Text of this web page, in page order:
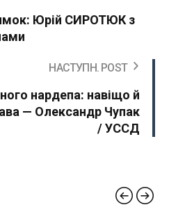
Юрій СИРОТЮК з
НАСТУПН. POST
нардепа: навіщо й
— Олександр Чупак
/ УССД